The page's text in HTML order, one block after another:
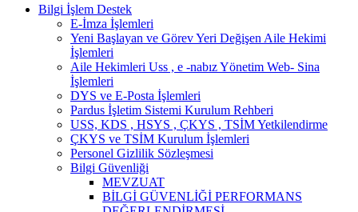
Bilgi İşlem Destek
E-İmza İşlemleri
Yeni Başlayan ve Görev Yeri Değişen Aile Hekimi
İşlemleri
Aile Hekimleri Uss , e -nabız Yönetim Web- Sina
İşlemleri
DYS ve E-Posta İşlemleri
Pardus İşletim Sistemi Kurulum Rehberi
USS, KDS , HSYS , ÇKYS , TSİM Yetkilendirme
ÇKYS ve TSİM Kurulum İşlemleri
Personel Gizlilik Sözleşmesi
Bilgi Güvenliği
MEVZUAT
BİLGİ GÜVENLİĞİ PERFORMANS